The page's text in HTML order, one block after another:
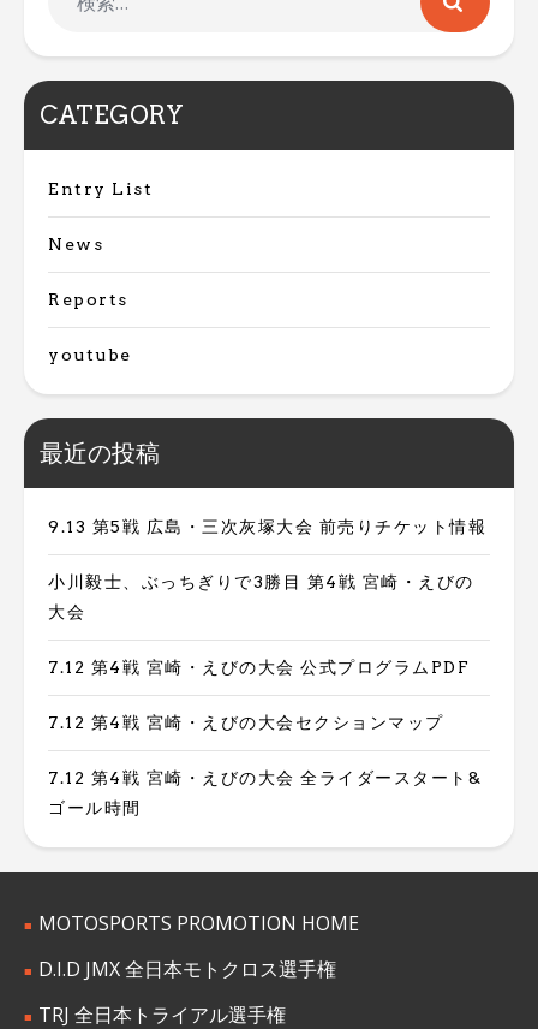
CATEGORY
Entry List
News
Reports
youtube
最近の投稿
9.13 第5戦 広島・三次灰塚大会 前売りチケット情報
小川毅士、ぶっちぎりで3勝目 第4戦 宮崎・えびの
大会
7.12 第4戦 宮崎・えびの大会 公式プログラムPDF
7.12 第4戦 宮崎・えびの大会セクションマップ
7.12 第4戦 宮崎・えびの大会 全ライダースタート&
ゴール時間
MOTOSPORTS PROMOTION HOME
D.I.D JMX 全日本モトクロス選手権
TRJ 全日本トライアル選手権